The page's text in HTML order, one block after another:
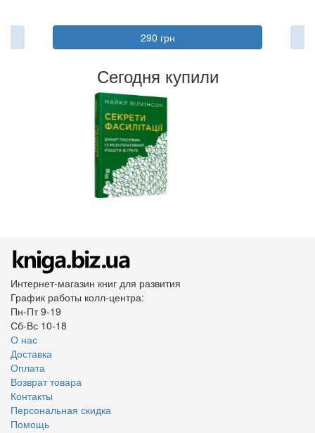
290 грн
Сегодня купили
Интернет-магазин книг для развития
График работы колл-центра:
Пн-Пт 9-19
Сб-Вс 10-18
О нас
Доставка
Оплата
Возврат товара
Контакты
Персональная скидка
Помощь